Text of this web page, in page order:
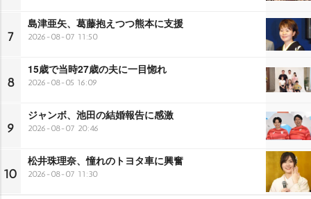
7
島津亜矢、葛藤抱えつつ熊本に支援
2026-08-07 11:50
8
15歳で当時27歳の夫に一目惚れ
2026-08-05 16:09
9
ジャンボ、池田の結婚報告に感激
2026-08-07 20:46
10
松井珠理奈、憧れのトヨタ車に興奮
2026-08-07 11:30